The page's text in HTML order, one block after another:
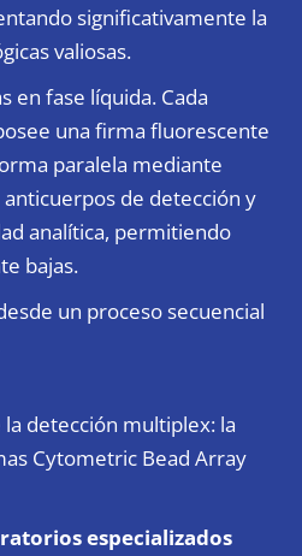
significativamente la
valiosas.
en fase líquida. Cada
una firma fluorescente
paralela mediante
de detección y
analítica, permitiendo
bajas.
un proceso secuencial
detección multiplex: la
Cytometric Bead Array
especializados